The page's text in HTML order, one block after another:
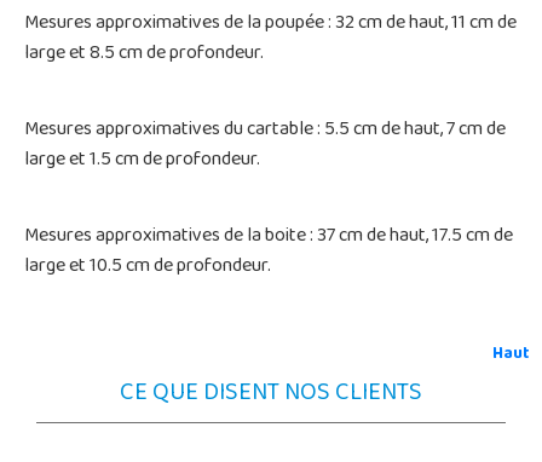
Mesures approximatives de la poupée : 32 cm de haut, 11 cm de
large et 8.5 cm de profondeur.
Mesures approximatives du cartable : 5.5 cm de haut, 7 cm de
large et 1.5 cm de profondeur.
Mesures approximatives de la boite : 37 cm de haut, 17.5 cm de
large et 10.5 cm de profondeur.
Haut
CE QUE DISENT NOS CLIENTS